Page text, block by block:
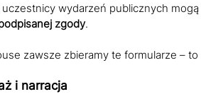
uczestnicy wydarzeń publicznych
zgody.
zawsze zbieramy te formularze –
i narracja